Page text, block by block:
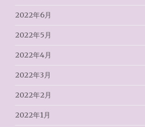
2022年6月
2022年5月
2022年4月
2022年3月
2022年2月
2022年1月